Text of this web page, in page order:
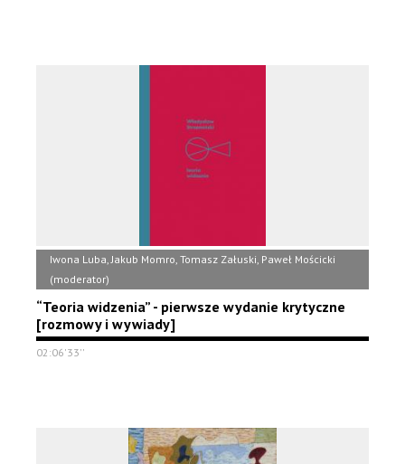
Iwona Luba, Jakub Momro, Tomasz Załuski, Paweł Mościcki
(moderator)
“Teoria widzenia” - pierwsze wydanie krytyczne
[rozmowy i wywiady]
02:06'33''